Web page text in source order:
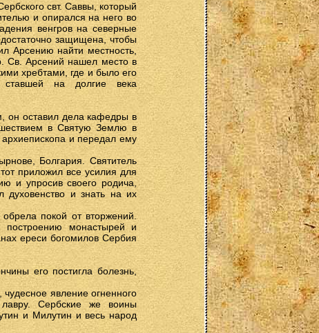
свт. Саввы, который
и опирался на него во
венгров на северные
защищена, чтобы
Арсению найти местность,
Св. Арсений нашел место в
хребтами, где и было его
на долгие века
он оставил дела кафедры в
в Святую Землю в
и передал ему
Болгария. Святитель
приложил все усилия для
и упросив своего родича,
духовенство и знать на их
покой от вторжений.
построению монастырей и
ереси богомилов Сербия
его постигла болезнь,
явление огненного
Сербские же воины
и Милутин и весь народ